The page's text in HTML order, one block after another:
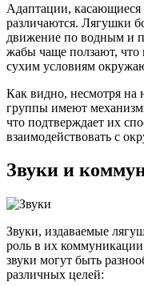
Адаптации, касающиеся
различаются. Лягушки
движение по водным и
жабы чаще ползают, что
сухим условиям
Как видно, несмотря на
группы имеют
что подтверждает их
взаимодействовать с
Звуки и
Звуки, издаваемые
роль в их
звуки могут быть
различных целей: